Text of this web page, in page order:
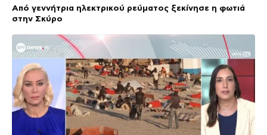
Από γεννήτρια ηλεκτρικού ρεύματος ξεκίνησε η φωτιά
στην Σκύρο